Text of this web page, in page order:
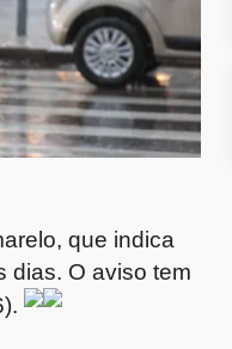
que indica
dias. O aviso tem